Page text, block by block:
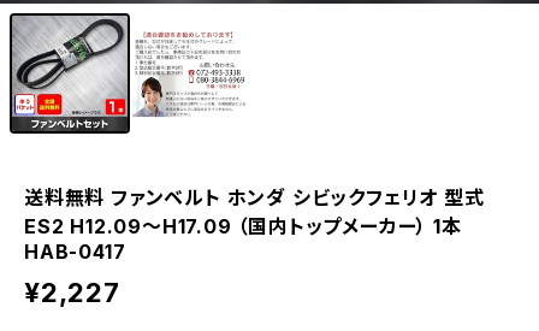
送料無料 ファンベルト ホンダ シビックフェリオ 型式
ES2 H12.09～H17.09 （国内トップメーカー） 1本
HAB-0417
¥2,227